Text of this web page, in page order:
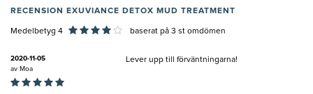
RECENSION EXUVIANCE DETOX MUD TREATMENT
Medelbetyg 4 baserat på 3 st omdömen
2020-11-05
av Moa
Lever upp till förväntningarna!